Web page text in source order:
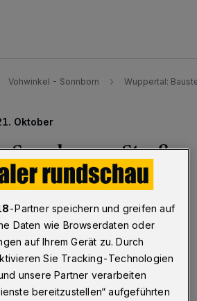
Vohwinkel - Sonnborn Wuppertal:
Oktober
Sonnborner Straße
Sonnborner
in Wuppertal wird saniert. Vom
21. Oktober 2022
im Kreuzungsverkehr.
-Partner speichern und greifen auf
Daten wie Browserdaten oder
auf Ihrem Gerät zu. Durch
Sie Tracking-Technologien
unsere Partner verarbeiten
bereitzustellen“ aufgeführten